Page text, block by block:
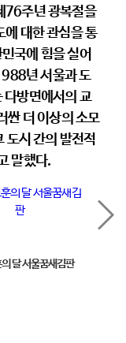
76주년 광복절을
에 대한 관심을 통
국에 힘을 실어
년 서울과 도
다방면에서의 교
싼 더 이상의 소모
도시 간의 발전적
말했다.
달 서울꿈새김판